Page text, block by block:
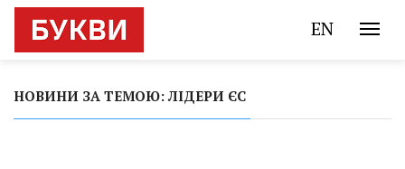
EN
НОВИНИ ЗА ТЕМОЮ: ЛІДЕРИ ЄС